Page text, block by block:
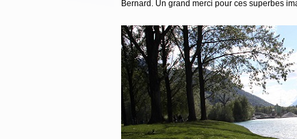
Le comité
Les membres du
La Cabane des Iles
Le domaine des Iles
Adhérer/Devenir
Bernard. Un grand merci pour ces superbes